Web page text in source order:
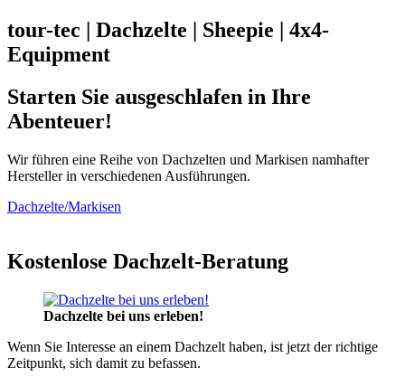
tour-tec | Dachzelte | Sheepie | 4x4-
Equipment
Starten Sie ausgeschlafen in Ihre
Abenteuer!
Wir führen eine Reihe von Dachzelten und Markisen namhafter
Hersteller in verschiedenen Ausführungen.
Dachzelte/Markisen
Kostenlose Dachzelt-Beratung
Dachzelte bei uns erleben!
Wenn Sie Interesse an einem Dachzelt haben, ist jetzt der richtige
Zeitpunkt, sich damit zu befassen.